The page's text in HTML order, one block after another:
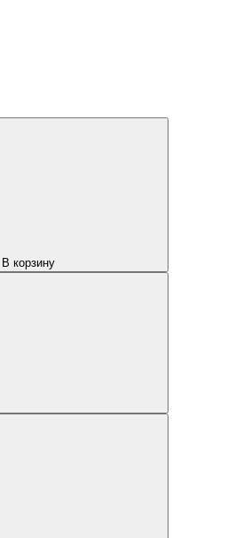
В корзину